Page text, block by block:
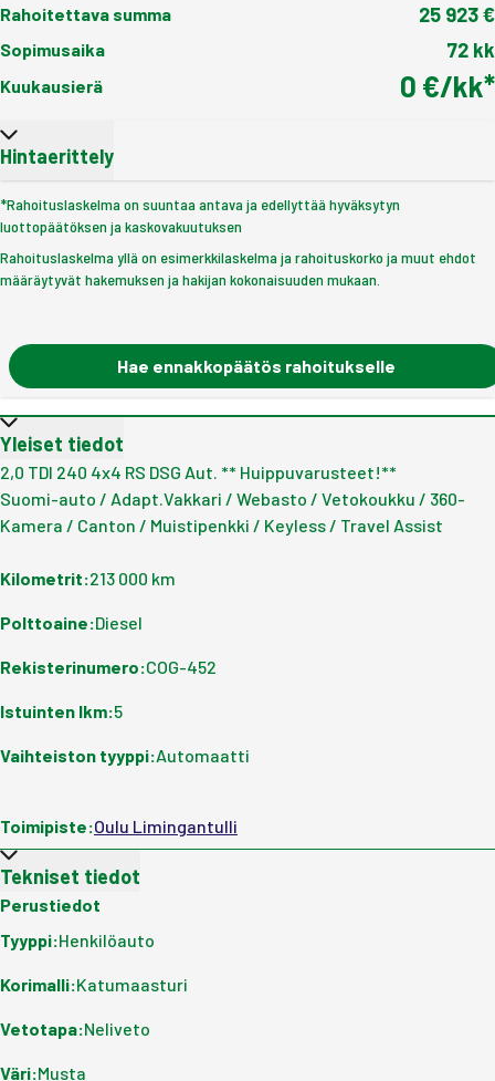
Rahoitettava summa 25 923€
Sopimusaika 72 kk
Kuukausierä 0 €/kk*
Hintaerittely
*Rahoituslaskelma on suuntaa antava ja edellyttää hyväksytyn
luottopäätöksen ja kaskovakuutuksen
Rahoituslaskelma yllä on esimerkkilaskelma ja rahoituskorko ja muut ehdot
määräytyvät hakemuksen ja hakijan kokonaisuuden mukaan.
Hae ennakkopäätös rahoitukselle
Yleiset tiedot
2,0 TDI 240 4x4 RS DSG Aut. ** Huippuvarusteet!**
Suomi-auto / Adapt.Vakkari / Webasto / Vetokoukku / 360-
Kamera / Canton / Muistipenkki / Keyless / Travel Assist
Kilometrit:213 000 km
Polttoaine:Diesel
Rekisterinumero:COG-452
Istuinten lkm:5
Vaihteiston tyyppi:Automaatti
Toimipiste:Oulu Limingantulli
Tekniset tiedot
Perustiedot
Tyyppi:Henkilöauto
Korimalli:Katumaasturi
Vetotapa:Neliveto
Väri:Musta